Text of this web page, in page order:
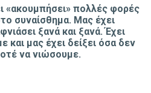
«ακουμπήσει» πολλές φορές
συναίσθημα. Μας έχει
ξανά και ξανά. Έχει
και μας έχει δείξει όσα δεν
να νιώσουμε.